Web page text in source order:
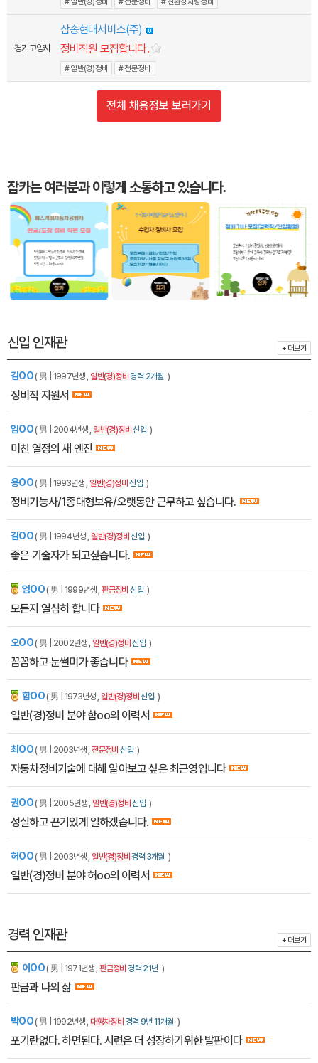
경기 고양시
삼송현대서비스(주)
정비직원 모집합니다.
# 일반(경)정비 # 전문정비
전체 채용정보 보러가기
잡카는 여러분과 이렇게 소통하고 있습니다.
신입 인재관 + 더보기
김OO( 男 | 1997년생 , 일반(경)정비 경력 2개월 )
정비직 지원서
임OO( 男 | 2004년생 , 일반(경)정비 신입 )
미친 열정의 새 엔진
용OO( 男 | 1993년생 , 일반(경)정비 신입 )
정비기능사/1종대형보유/오랫동안 근무하고 싶습니다.
김OO( 男 | 1994년생 , 일반(경)정비 신입 )
좋은 기술자가 되고싶습니다.
잡에티켓
엄OO( 男 | 1999년생 ,판금정비 신입 )
모든지 열심히 합니다
오OO( 男 | 2002년생 , 일반(경)정비 신입 )
꼼꼼하고 눈썰미가 좋습니다
잡에티켓
함OO( 男 | 1973년생 , 일반(경)정비 신입 )
일반(경)정비 분야 함oo의 이력서
최OO( 男 | 2003년생 , 전문정비 신입 )
자동차정비기술에 대해 알아보고 싶은 최근영입니다
권OO( 男 | 2005년생 , 일반(경)정비 신입 )
성실하고 끈기있게 일하겠습니다.
허OO( 男 | 2003년생 , 일반(경)정비 경력 3개월 )
일반(경)정비 분야 허oo의 이력서
경력 인재관 + 더보기
잡에티켓
이OO( 男 | 1971년생 ,판금정비 경력 21년 )
판금과 나의 삶
박OO( 男 | 1992년생 ,대형차정비 경력 9년 11개월 )
포기란없다. 하면된다. 시련은 더 성장하기위한 발판이다